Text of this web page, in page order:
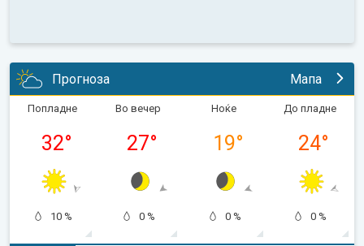
Прогноза Мапа
Попладне
32°
10 %
Во вечер
27°
0 %
Ноќе
19°
0 %
До пладне
24°
0 %